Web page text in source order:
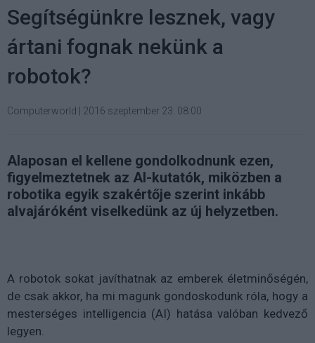
Segítségünkre lesznek, vagy
ártani fognak nekünk a
robotok?
Computerworld 2016 szeptember 23. 08:00
Alaposan el kellene gondolkodnunk ezen,
figyelmeztetnek az AI-kutatók, miközben a
robotika egyik szakértője szerint inkább
alvajáróként viselkedünk az új helyzetben.
A robotok sokat javíthatnak az emberek életminőségén,
de csak akkor, ha mi magunk gondoskodunk róla, hogy a
mesterséges intelligencia (AI) hatása valóban kedvező
legyen.